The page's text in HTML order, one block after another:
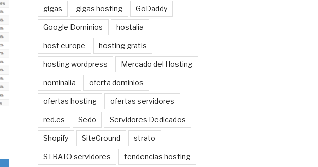
gigas gigas hosting GoDaddy
Google Dominios hostalia
host europe hosting gratis
hosting wordpress Mercado del Hosting
nominalia oferta dominios
ofertas hosting ofertas servidores
red.es Sedo Servidores Dedicados
Shopify SiteGround strato
STRATO servidores tendencias hosting